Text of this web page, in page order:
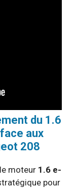
du 1.6
aux
208
moteur 1.6 e-
pour